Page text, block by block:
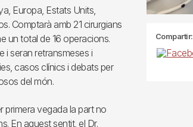
Europa, Estats Units,
Comptarà amb 21 cirurgians
un total de 16 operacions.
i seran retransmeses i
casos clínics i debats per
del món.
primera vegada la part no
En aquest sentit, el Dr.
Compartir: